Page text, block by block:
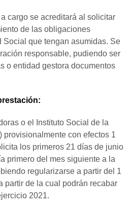
cargo se acreditará al solicitar
de las obligaciones
Social que tengan asumidas. Se
responsable, pudiendo ser
o entidad gestora documentos
o el Instituto Social de la
provisionalmente con efectos 1
los primeros 21 días de junio
primero del mes siguiente a la
regularizarse a partir del 1
partir de la cual podrán recabar
2021.